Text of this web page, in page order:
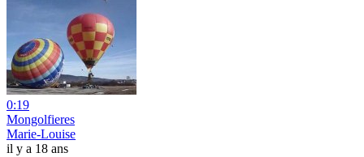
0:19
Mongolfieres
Marie-Louise
il y a 18 ans